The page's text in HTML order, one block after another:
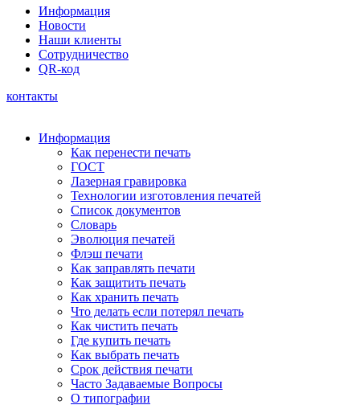
Информация
Новости
Наши клиенты
Сотрудничество
QR-код
контакты
Информация
Как перенести печать
ГОСТ
Лазерная гравировка
Технологии изготовления печатей
Список документов
Словарь
Эволюция печатей
Флэш печати
Как заправлять печати
Как защитить печать
Как хранить печать
Что делать если потерял печать
Как чистить печать
Где купить печать
Как выбрать печать
Срок действия печати
Часто Задаваемые Вопросы
О типографии